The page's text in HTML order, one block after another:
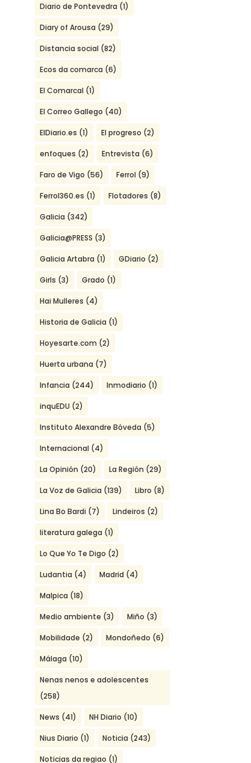
Diario de Pontevedra (1)
Diary of Arousa (29)
Distancia social (82)
Ecos da comarca (6)
El Comarcal (1)
El Correo Gallego (40)
ElDiario.es (1) El progreso (2)
enfoques (2) Entrevista (6)
Faro de Vigo (56) Ferrol (9)
Ferrol360.es (1) Flotadores (8)
Galicia (342)
Galicia@PRESS (3)
Galicia Artabra (1) GDiario (2)
Girls (3) Grado (1)
Hai Mulleres (4)
Historia de Galicia (1)
Hoyesarte.com (2)
Huerta urbana (7)
Infancia (244) Inmodiario (1)
inquEDU (2)
Instituto Alexandre Bóveda (5)
Internacional (4)
La Opinión (20) La Región (29)
La Voz de Galicia (139) Libro (8)
Lina Bo Bardi (7) Lindeiros (2)
literatura galega (1)
Lo Que Yo Te Digo (2)
Ludantia (4) Madrid (4)
Malpica (18)
Medio ambiente (3) Miño (3)
Mobilidade (2) Mondoñedo (6)
Málaga (10)
Nenas nenos e adolescentes
(258)
News (41) NH Diario (10)
Nius Diario (1) Noticia (243)
Noticias da regiao (1)